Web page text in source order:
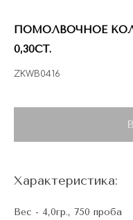
ПОМОЛВОЧНОЕ
0,30CT.
ZKWB0416
Характеристика:
Вес - 4,0гр., 750 проба